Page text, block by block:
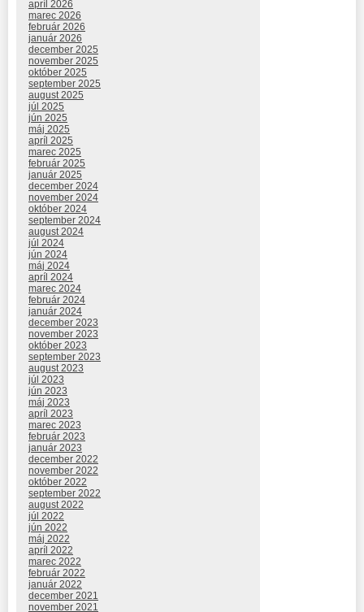
apríl 2026
marec 2026
február 2026
január 2026
december 2025
november 2025
október 2025
september 2025
august 2025
júl 2025
jún 2025
máj 2025
apríl 2025
marec 2025
február 2025
január 2025
december 2024
november 2024
október 2024
september 2024
august 2024
júl 2024
jún 2024
máj 2024
apríl 2024
marec 2024
február 2024
január 2024
december 2023
november 2023
október 2023
september 2023
august 2023
júl 2023
jún 2023
máj 2023
apríl 2023
marec 2023
február 2023
január 2023
december 2022
november 2022
október 2022
september 2022
august 2022
júl 2022
jún 2022
máj 2022
apríl 2022
marec 2022
február 2022
január 2022
december 2021
november 2021